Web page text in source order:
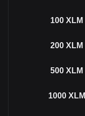
100 XLM
200 XLM
500 XLM
1000 XLM